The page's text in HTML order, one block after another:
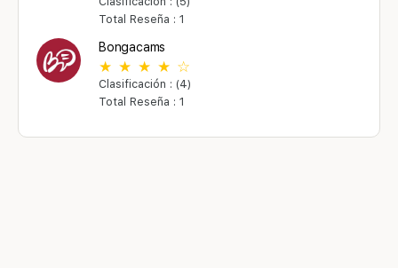
Total Reseña : 1
Bongacams
Clasificación : (4)
Total Reseña : 1